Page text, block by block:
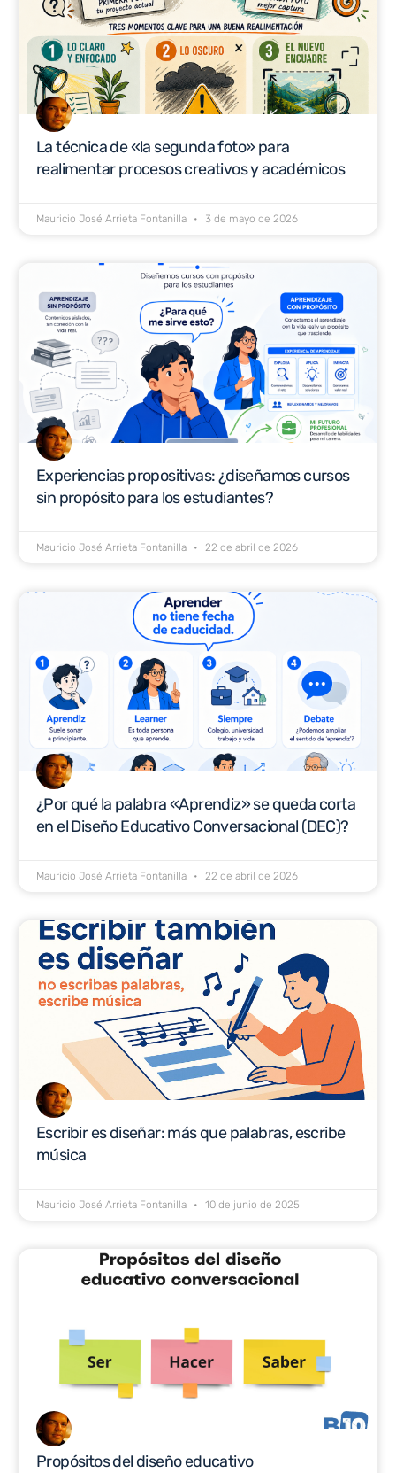
La técnica de «la segunda foto» para
realimentar procesos creativos y académicos
Mauricio José Arrieta Fontanilla 3 de mayo de 2026
Experiencias propositivas: ¿diseñamos cursos
sin propósito para los estudiantes?
Mauricio José Arrieta Fontanilla 22 de abril de 2026
¿Por qué la palabra «Aprendiz» se queda corta
en el Diseño Educativo Conversacional (DEC)?
Mauricio José Arrieta Fontanilla 22 de abril de 2026
Escribir es diseñar: más que palabras, escribe
música
Mauricio José Arrieta Fontanilla 10 de junio de 2025
Propósitos del diseño educativo